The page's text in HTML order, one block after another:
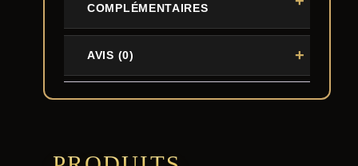
COMPLÉMENTAIRES
AVIS (0)